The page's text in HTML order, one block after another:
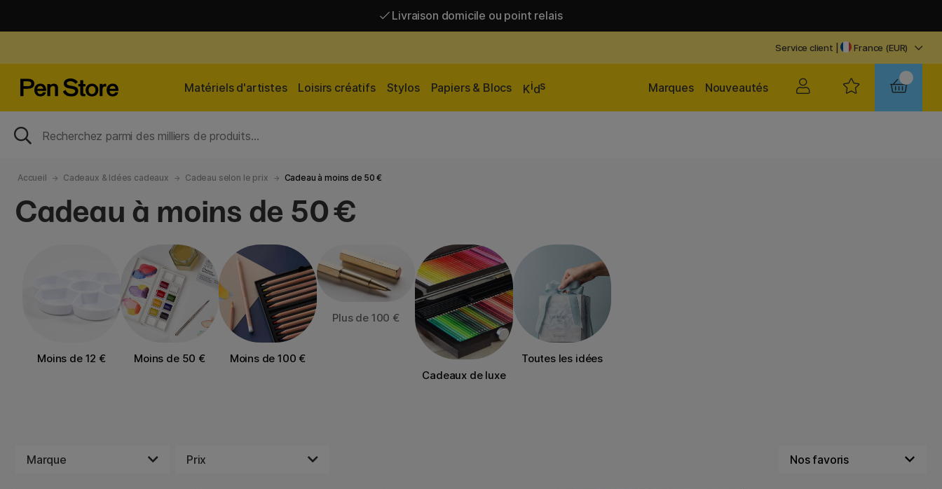
Livraison domicile ou point relais
Service client | France (EUR)
Matériels d'artistes Loisirs créatifs Stylos Papiers & Blocs Kids Nouveautés
Marques
Accueil Cadeaux & Idées cadeaux Cadeau selon le prix Cadeau à moins de 50 €
Cadeau à moins de 50 €
Moins de 12 € Moins de 50 € Moins de 100 €
Plus de 100 €
Cadeaux de luxe
Toutes les idées
Marque Prix